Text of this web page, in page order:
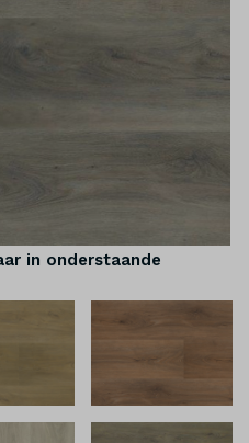
in onderstaande